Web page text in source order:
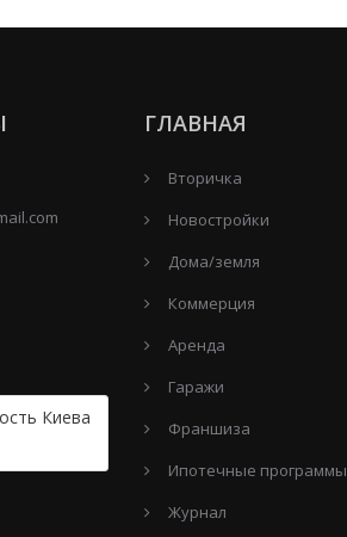
ГЛАВНАЯ
Вторичка
Новостройки
Дома/земля
Коммерция
Аренда
Гаражи
Франшиза
Ипотечные программы
Журнал